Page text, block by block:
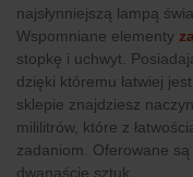
najsłynniejszą lampą
Wspomniane elementy
stopkę i uchwyt.
dzięki któremu łatwiej
sklepie znajdziesz
mililitrów, które z
zadaniom. Oferowane
dwanaście sztuk.